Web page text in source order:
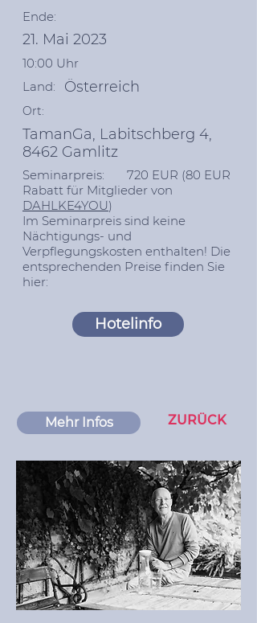
Ende:
21. Mai 2023
10:00 Uhr
Land:
Österreich
Ort:
TamanGa, Labitschberg 4,
8462 Gamlitz
Seminarpreis: 720 EUR (80 EUR
Rabatt für Mitglieder von
DAHLKE4YOU)
Im Seminarpreis sind keine
Nächtigungs- und
Verpflegungskosten enthalten! Die
entsprechenden Preise finden Sie
hier:
Hotelinfo
Mehr Infos ZURÜCK